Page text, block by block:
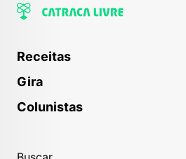
Receitas
Gira
Colunistas